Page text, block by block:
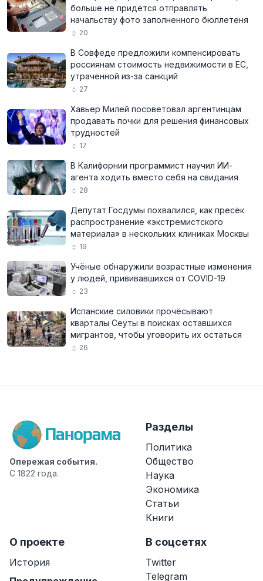
больше не придётся отправлять
начальству фото заполненного бюллетеня
20
В Совфеде предложили компенсировать
россиянам стоимость недвижимости в ЕС,
утраченной из-за санкций
27
Хавьер Милей посоветовал аргентинцам
продавать почки для решения финансовых
трудностей
17
В Калифорнии программист научил ИИ-
агента ходить вместо себя на свидания
28
Депутат Госдумы похвалился, как пресёк
распространение «экстремистского
материала» в нескольких клиниках Москвы
19
Учёные обнаружили возрастные изменения
у людей, прививавшихся от COVID-19
23
Испанские силовики прочёсывают
кварталы Сеуты в поисках оставшихся
мигрантов, чтобы уговорить их остаться
26
Опережая события.
С 1822 года.
Разделы
Политика
Общество
Наука
Экономика
Статьи
Книги
О проекте
История
В соцсетях
Twitter
Telegram